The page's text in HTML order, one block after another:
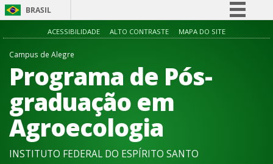
BRASIL
Simplifique!
Participe
Acesso à informação
ACESSIBILIDADE ALTO CONTRASTE MAPA DO SITE
Campus de Alegre
Programa de Pós-
graduação em
Agroecologia
INSTITUTO FEDERAL DO ESPÍRITO SANTO